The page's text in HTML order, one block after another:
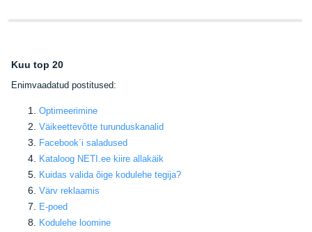
Kuu top 20
Enimvaadatud postitused:
Optimeerimine
Väikeettevõtte turunduskanalid
Facebook´i saladused
Kataloog NETI.ee kiire allakäik
Kuidas valida õige kodulehe tegija?
Värv reklaamis
E-poed
Kodulehe loomine